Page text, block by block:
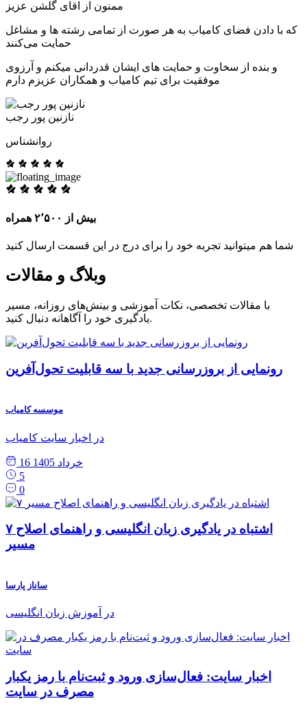
که با دادن فضای کامیاب به هر صورت از تمامی رشته ها و مشاغل
حمایت می‌کنند
و بنده از سخاوت و حمایت های ایشان قدردانی میکنم و آرزوی
موفقیت برای تیم کامیاب و همکاران عزیزم دارم
نازنین پور رجب
روانشناس
بیش از ۲٬۵۰۰ همراه
شما هم میتوانید تجربه خود را برای درج در این قسمت ارسال کنید
وبلاگ و مقالات
با مقالات تخصصی، نکات آموزشی و بینش‌های روزانه، مسیر
یادگیری خود را آگاهانه دنبال کنید.
رونمایی از بروزرسانی جدید با سه قابلیت تحول‌آفرین
موسسه کامیاب
در اخبار سایت کامیاب
16 خرداد 1405
5
0
۷ اشتباه در یادگیری زبان انگلیسی و راهنمای اصلاح
مسیر
ساناز پارسا
در آموزش زبان انگلیسی
اخبار سایت: فعال‌سازی ورود و ثبت‌نام با رمز یکبار
مصرف در سایت